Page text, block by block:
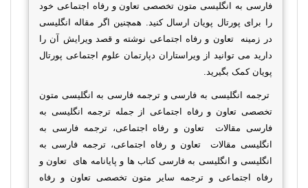
فارسی به انگلیسی متون تخصصی تعاون و رفاه اجتماعی خود
را برای پورتال پویان ارسال کنید. همچنین اگر مقاله انگلیسی
در زمینه تعاون و رفاه اجتماعی نوشته و قصد ویرایش آن را
دارید می توانید از ویراستاران دپارتمان علوم اجتماعی پورتال
پویان کمک بگیرید.
ترجمه انگلیسی به فارسی و ترجمه فارسی به انگلیسی متون
تخصصی تعاون و رفاه اجتماعی از جمله ترجمه انگلیسی به
فارسی مقالات تعاون و رفاه اجتماعی، ترجمه فارسی به
انگلیسی مقالات تعاون و رفاه اجتماعی، ترجمه فارسی به
انگلیسی و انگلیسی به فارسی کتاب ها و پایانامه های تعاون و
رفاه اجتماعی و ترجمه سایر متون تخصصی تعاون و رفاه